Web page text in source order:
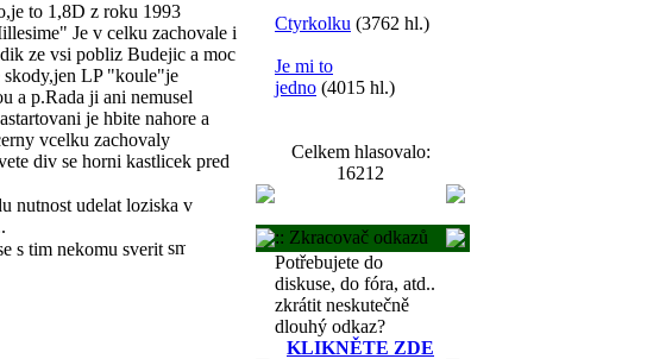
to 1,8D z roku 1993
Je v celku zachovale i
ze vsi pobliz Budejic a moc
skody,jen LP "koule"je
a p.Rada ji ani nemusel
je hbite nahore a
vcelku zachovaly
div se horni kastlicek pred
nutnost udelat loziska v
s tim nekomu sverit
Ctyrkolku (3762 hl.)
Je mi to
jedno (4015 hl.)
Celkem hlasovalo:
16212
:: Zkracovač odkazů
Potřebujete do
diskuse, do fóra, atd..
zkrátit neskutečně
dlouhý odkaz?
KLIKNĚTE ZDE